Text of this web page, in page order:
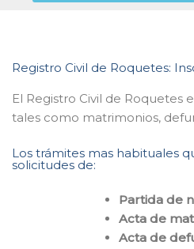
Registro Civil de Roquetes:
El Registro Civil de
tales como matrimonios,
Los trámites mas habituales
solicitudes de:
Partida de
Acta de
Acta de